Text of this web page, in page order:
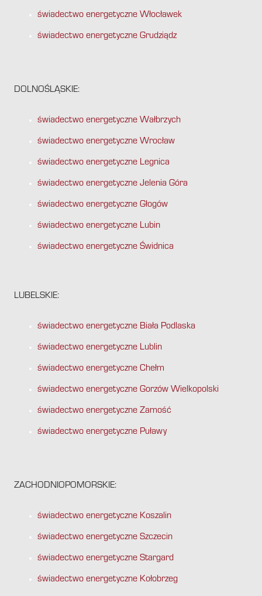
świadectwo energetyczne Włocławek
świadectwo energetyczne Grudziądz
DOLNOŚLĄSKIE:
świadectwo energetyczne Wałbrzych
świadectwo energetyczne Wrocław
świadectwo energetyczne Legnica
świadectwo energetyczne Jelenia Góra
świadectwo energetyczne Głogów
świadectwo energetyczne Lubin
świadectwo energetyczne Świdnica
LUBELSKIE:
świadectwo energetyczne Biała Podlaska
świadectwo energetyczne Lublin
świadectwo energetyczne Chełm
świadectwo energetyczne Gorzów Wielkopolski
świadectwo energetyczne Zamość
świadectwo energetyczne Puławy
ZACHODNIOPOMORSKIE:
świadectwo energetyczne Koszalin
świadectwo energetyczne Szczecin
świadectwo energetyczne Stargard
świadectwo energetyczne Kołobrzeg